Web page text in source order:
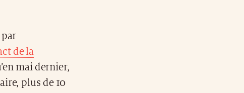
de la
mai dernier,
plus de 10